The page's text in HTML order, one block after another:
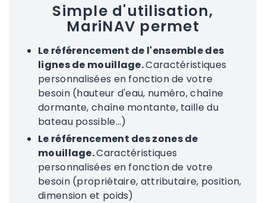
Simple d'utilisation,
MariNAV permet
Le référencement de l'ensemble des
lignes de mouillage.Caractéristiques
personnalisées en fonction de votre
besoin (hauteur d'eau, numéro, chaîne
dormante, chaîne montante, taille du
bateau possible...)
Le référencement des zones de
mouillage.Caractéristiques
personnalisées en fonction de votre
besoin (propriétaire, attributaire, position,
dimension et poids)